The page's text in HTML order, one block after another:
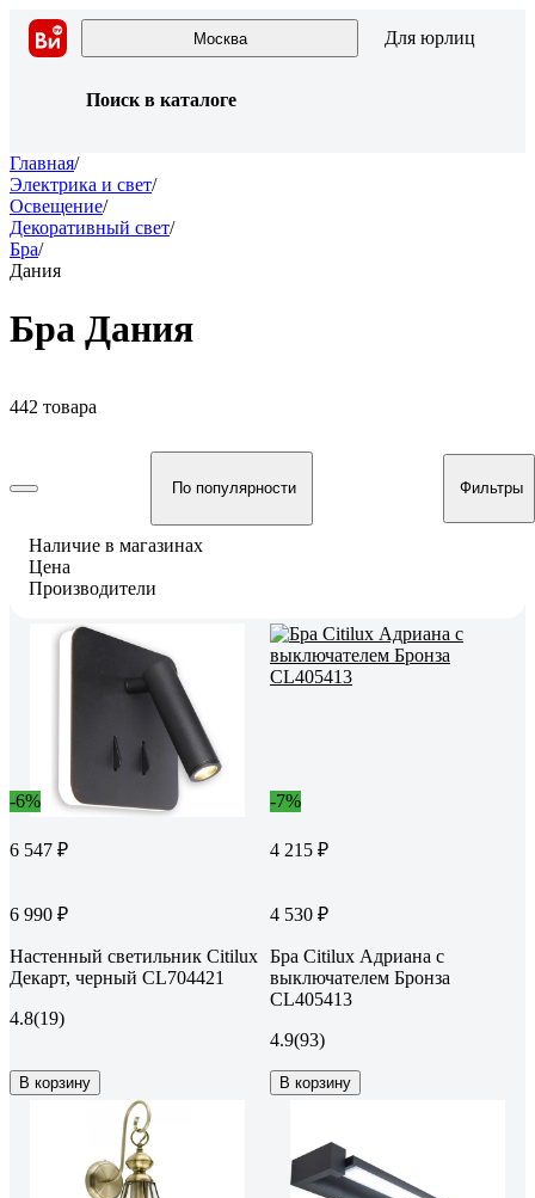
Москва Для юрлиц
Поиск в каталоге
Главная/
Электрика и свет/
Освещение/
Декоративный свет/
Бра/
Дания
Бра Дания
442 товара
По популярности Фильтры
Наличие в магазинах
Цена
Производители
-6%
6 547 ₽
6 990 ₽
Настенный светильник Citilux
Декарт, черный CL704421
4.8(19)
В корзину
-7%
4 215 ₽
4 530 ₽
Бра Citilux Адриана с
выключателем Бронза
CL405413
4.9(93)
В корзину